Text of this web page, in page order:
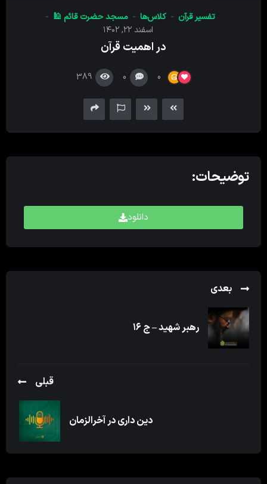
تفسیر قرآن کلاس‌ها
مسجد حضرت قائم 🕌
اسفند ۲۲, ۱۴۰۲
در اهمیت قرآن
0
0
389
توضیحات:
دانلود
بعدی
رهبر شهید – ج ۱۶
قبلی
دین داری در آخرالزمان